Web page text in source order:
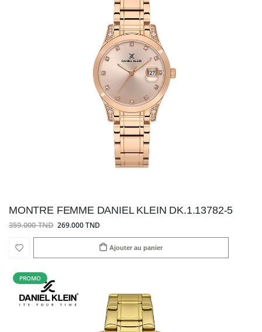
MONTRE FEMME DANIEL KLEIN DK.1.13782-5
359.000 TND 269.000 TND
Ajouter au panier
PROMO